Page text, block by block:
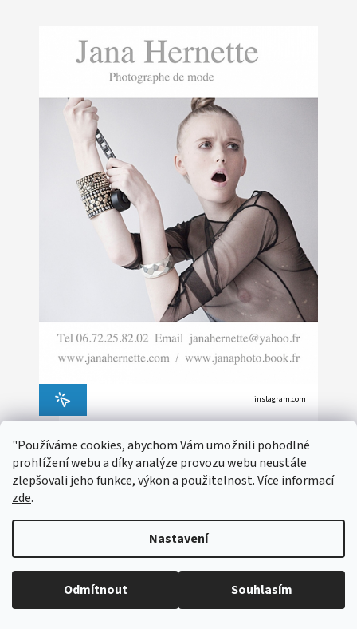
"Používáme cookies, abychom Vám umožnili pohodlné
prohlížení webu a díky analýze provozu webu neustále
zlepšovali jeho funkce, výkon a použitelnost. Více informací
zde.
Nastavení
Odmítnout Souhlasím
instagram.com
Jana Hernette
Francie